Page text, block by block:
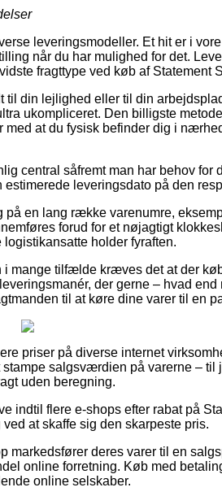
leveringsmodeller. Et hit er i
når du har mulighed for det.
fragttype ved køb af Statement
til din lejlighed eller til din
ukompliceret. Den billigste
med at du fysisk befinder dig i
central såfremt man har behov for
leveringsdato på den
en lang række varenumre,
forud for et nøjagtigt
holder fyraften.
mange tilfælde kræves det at der
der gerne – hvad
til at køre dine varer til en
priser på diverse internet
salgsværdien på varerne – til
uden beregning.
indtil flere e-shops efter rabat på
at skaffe sig den skarpeste pris.
markedsfører deres varer til en
online forretning. Køb med
online selskaber.